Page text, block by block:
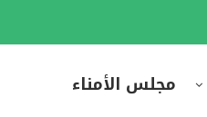
مجلس الأمناء